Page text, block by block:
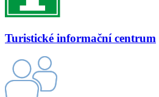
Turistické informační centrum